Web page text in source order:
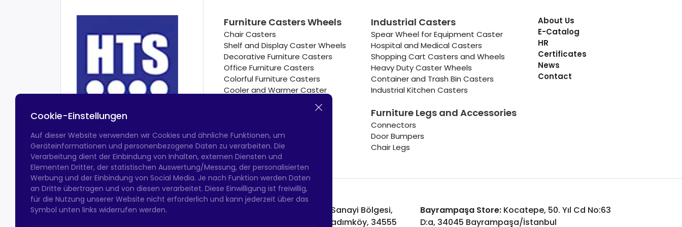
Furniture Casters Wheels
Chair Casters
Shelf and Display Caster Wheels
Decorative Furniture Casters
Office Furniture Casters
Colorful Furniture Casters
Cooler and Warmer Caster
Hotel Equipment Casters
Industrial Casters
Spear Wheel for Equipment Caster
Hospital and Medical Casters
Shopping Cart Casters and Wheels
Heavy Duty Caster Wheels
Container and Trash Bin Casters
Industrial Kitchen Casters
Furniture Legs and Accessories
Connectors
Door Bumpers
Chair Legs
About Us
E-Catalog
HR
Certificates
News
Contact
Atatürk Sanayi Bölgesi,
Uzunçayır Caddesi, No:11 Hadımköy, 34555
Bayrampaşa Store:Kocatepe, 50. Yıl Cd No:63
D:a, 34045 Bayrampaşa/İstanbul
Cookie-Einstellungen
Auf dieser Website verwenden wir Cookies und ähnliche Funktionen, um
Geräteinformationen und personenbezogene Daten zu verarbeiten. Die
Verarbeitung dient der Einbindung von Inhalten, externen Diensten und
Elementen Dritter, der statistischen Auswertung/Messung, der personalisierten
Werbung und der Einbindung von Social Media. Je nach Funktion werden Daten
an Dritte übertragen und von diesen verarbeitet. Diese Einwilligung ist freiwillig,
für die Nutzung unserer Website nicht erforderlich und kann jederzeit über das
Symbol unten links widerrufen werden.